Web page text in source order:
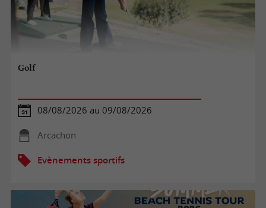
Golf
08/08/2026 au 09/08/2026
Arcachon
Evènements sportifs